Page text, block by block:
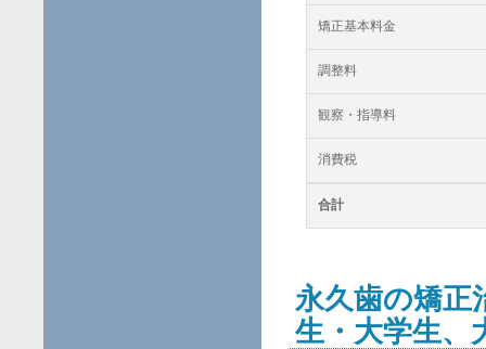
矯正基本料金
調整料
観察・指導料
消費税
合計
永久歯の矯正
生・大学生、